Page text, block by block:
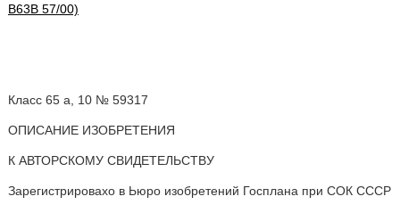
B63B 57/00)
Класс 65 а, 10 № 59317
ОПИСАНИЕ ИЗОБРЕТЕНИЯ
К АВТОРСКОМУ СВИДЕТЕЛЬСТВУ
Зарегистрировахо в Ьюро изобретений Госплана при СОК СССР